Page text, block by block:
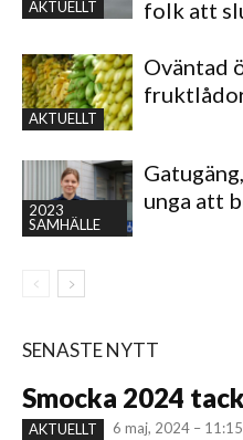
AKTUELLT folk att
AKTUELLT
Oväntad
2023
SAMHÄLLE
unga att
SENASTE NYTT
Smocka 2024
AKTUELLT 6 maj, 2024 – 11:15